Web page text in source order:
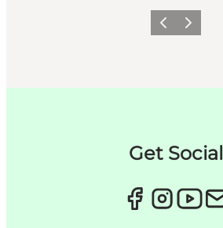
Previous
Next
Get Social